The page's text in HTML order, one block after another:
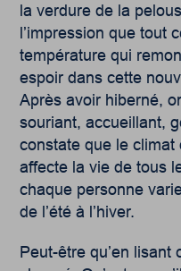
la verdure de la
l’impression que tout
température qui
espoir dans cette
Après avoir hiberné,
souriant, accueillant,
constate que le
affecte la vie de tous
chaque personne
de l’été à l’hiver.
Peut-être qu’en lisant